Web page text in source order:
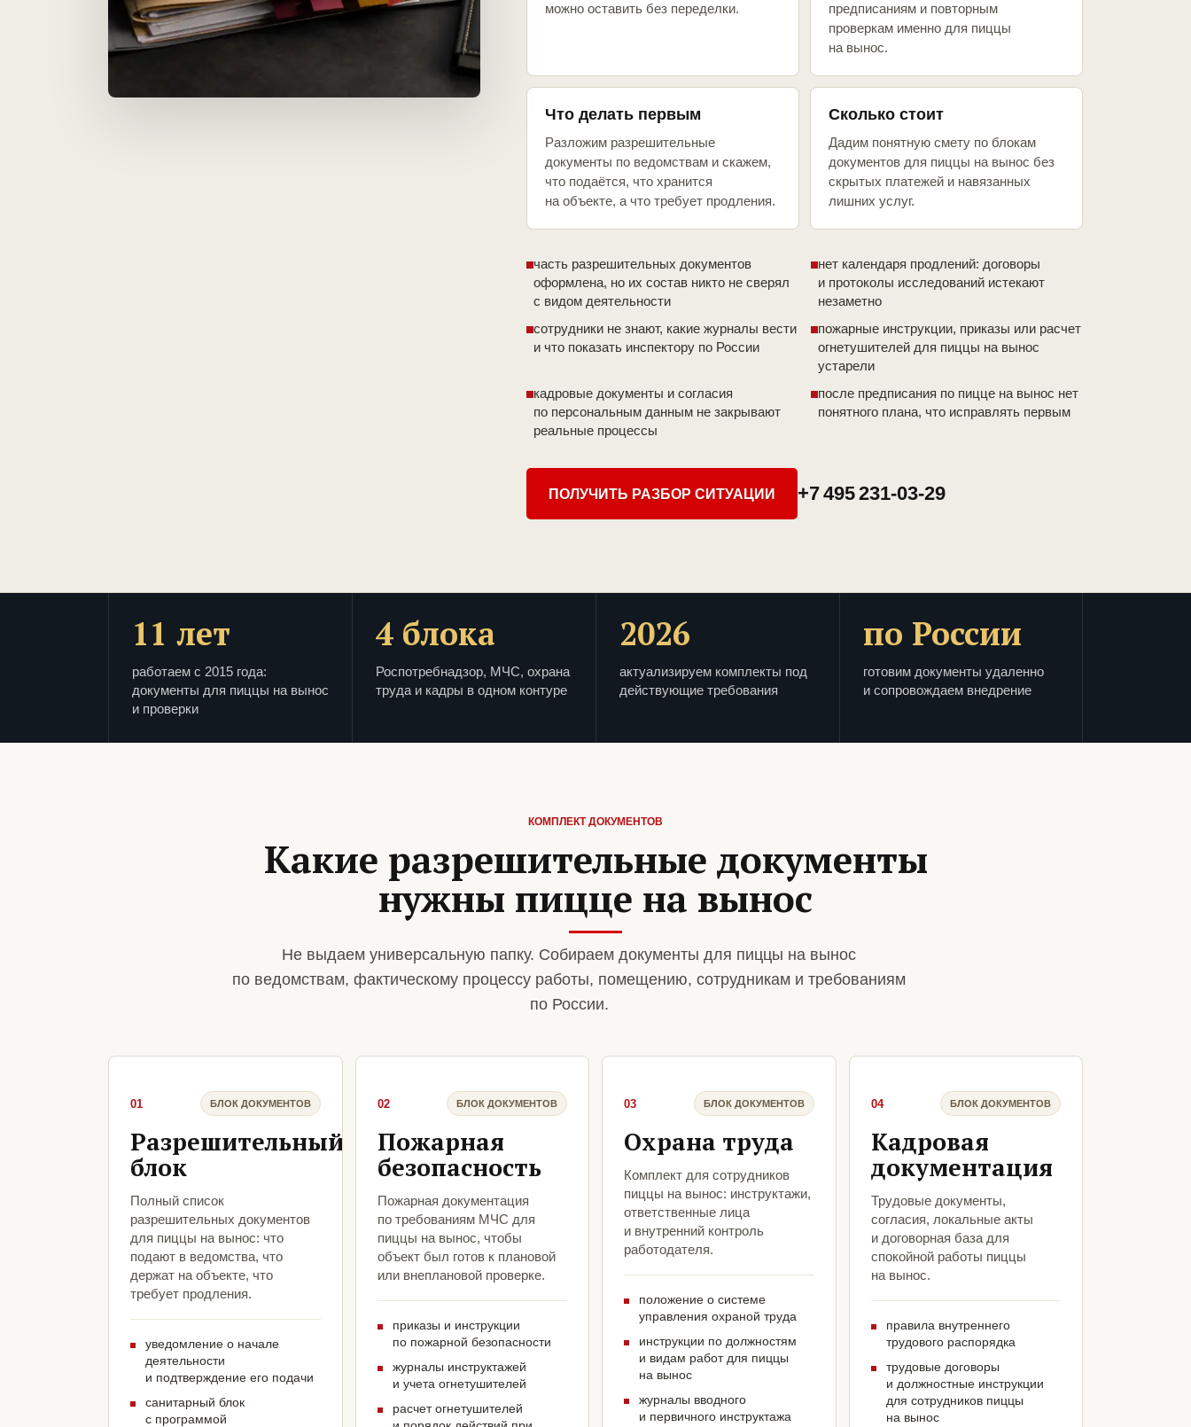
можно оставить без переделки.
предписаниям и повторным
проверкам именно для пиццы
на вынос.
Что делать первым
Разложим разрешительные
документы по ведомствам и скажем,
что подаётся, что хранится
на объекте, а что требует продления.
Сколько стоит
Дадим понятную смету по блокам
документов для пиццы на вынос без
скрытых платежей и навязанных
лишних услуг.
часть разрешительных документов
оформлена, но их состав никто не сверял
с видом деятельности
нет календаря продлений: договоры
и протоколы исследований истекают
незаметно
сотрудники не знают, какие журналы вести
и что показать инспектору по России
пожарные инструкции, приказы или расчет
огнетушителей для пиццы на вынос
устарели
кадровые документы и согласия
по персональным данным не закрывают
реальные процессы
после предписания по пицце на вынос нет
понятного плана, что исправлять первым
ПОЛУЧИТЬ РАЗБОР СИТУАЦИИ +7 495 231-03-29
11 лет
работаем с 2015 года:
документы для пиццы на вынос
и проверки
4 блока
Роспотребнадзор, МЧС, охрана
труда и кадры в одном контуре
2026
актуализируем комплекты под
действующие требования
по России
готовим документы удаленно
и сопровождаем внедрение
КОМПЛЕКТ ДОКУМЕНТОВ
Какие разрешительные документы
нужны пицце на вынос
Не выдаем универсальную папку. Собираем документы для пиццы на вынос
по ведомствам, фактическому процессу работы, помещению, сотрудникам и требованиям
по России.
01 БЛОК ДОКУМЕНТОВ
Разрешительный
блок
Полный список
разрешительных документов
для пиццы на вынос: что
подают в ведомства, что
держат на объекте, что
требует продления.
уведомление о начале
деятельности
и подтверждение его подачи
санитарный блок
с программой
02 БЛОК ДОКУМЕНТОВ
Пожарная
безопасность
Пожарная документация
по требованиям МЧС для
пиццы на вынос, чтобы
объект был готов к плановой
или внеплановой проверке.
приказы и инструкции
по пожарной безопасности
журналы инструктажей
и учета огнетушителей
расчет огнетушителей
03 БЛОК ДОКУМЕНТОВ
Охрана труда
Комплект для сотрудников
пиццы на вынос: инструктажи,
ответственные лица
и внутренний контроль
работодателя.
положение о системе
управления охраной труда
инструкции по должностям
и видам работ для пиццы
на вынос
журналы вводного
и первичного инструктажа
04 БЛОК ДОКУМЕНТОВ
Кадровая
документация
Трудовые документы,
согласия, локальные акты
и договорная база для
спокойной работы пиццы
на вынос.
правила внутреннего
трудового распорядка
трудовые договоры
и должностные инструкции
для сотрудников пиццы
на вынос